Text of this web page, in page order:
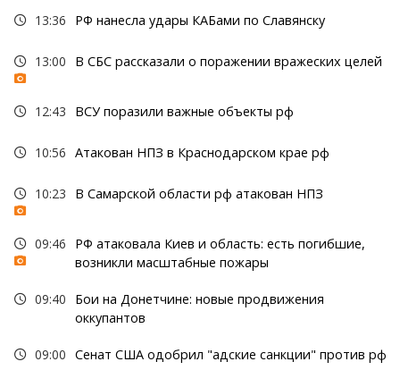
13:36 РФ нанесла удары КАБами по Славянску
13:00 В СБС рассказали о поражении вражеских целей
12:43 ВСУ поразили важные объекты рф
10:56 Атакован НПЗ в Краснодарском крае рф
10:23 В Самарской области рф атакован НПЗ
09:46
РФ атаковала Киев и область: есть погибшие,
возникли масштабные пожары
09:40
Бои на Донетчине: новые продвижения
оккупантов
09:00 Сенат США одобрил "адские санкции" против рф